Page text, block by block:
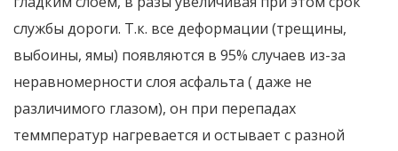
службы дороги. Т.к. все деформации (трещины,
выбоины, ямы) появляются в 95% случаев из-за
неравномерности слоя асфальта ( даже не
различимого глазом), он при перепадах
теммператур нагревается и остывает с разной